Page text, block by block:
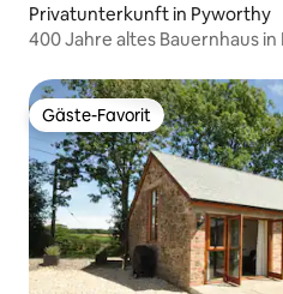
Privatunterkunft in Pyworthy
400 Jahre altes Bauernhaus
Gäste-Favorit
Gäste-Favorit